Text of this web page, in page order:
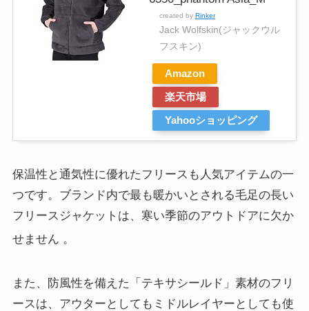
created by Rinker
Jack Wolfskin(ジャックウル
フスキン)
Amazon
楽天市場
Yahooショッピング
保温性と通気性に優れたフリースも人気アイテムの一
つです。ブランド内で最も暖かいとされる毛足の長い
フリースジャケットは、寒い季節のアウトドアに欠か
せません 。
また、防風性を備えた「テキサシールド」素材のフリ
ースは、アウターとしてもミドルレイヤーとしても使